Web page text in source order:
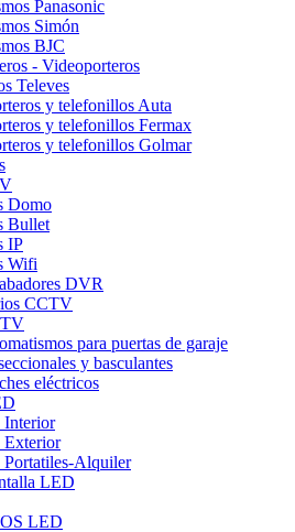
Panasonic
Simón
BJC
- Videoporteros
Televes
y telefonillos Auta
y telefonillos Fermax
y telefonillos Golmar
Domo
Bullet
IP
Wifi
DVR
CCTV
para puertas de garaje
y basculantes
eléctricos
Interior
Exterior
Alquiler
LED
LED